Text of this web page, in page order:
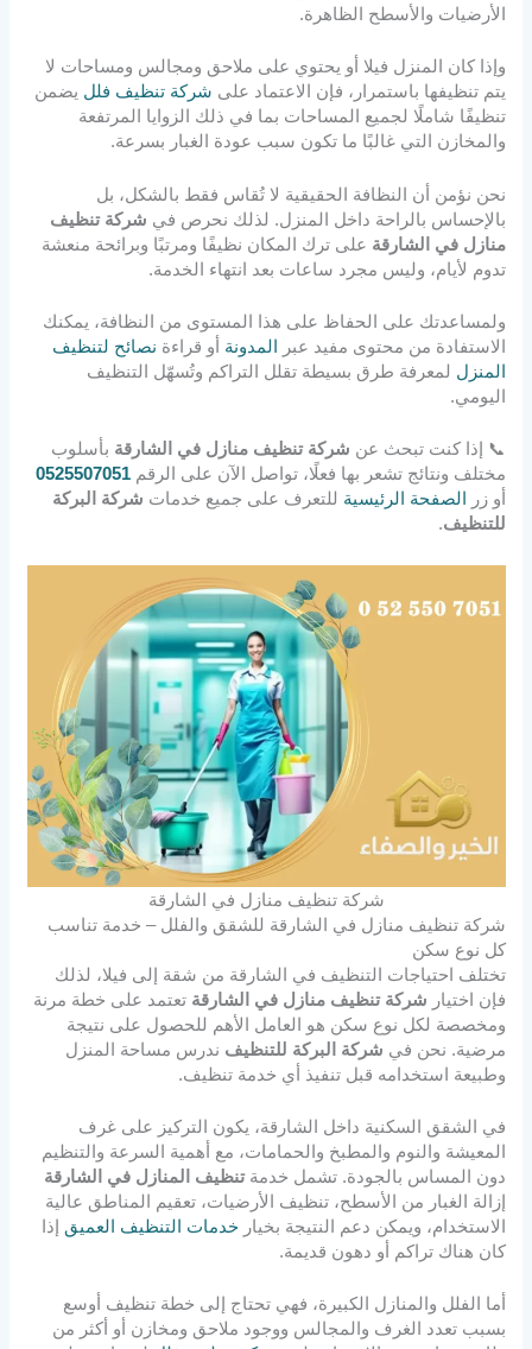
الأرضيات والأسطح الظاهرة.
وإذا كان المنزل فيلا أو يحتوي على ملاحق ومجالس ومساحات لا
يتم تنظيفها باستمرار، فإن الاعتماد على شركة تنظيف فلل يضمن
تنظيفًا شاملًا لجميع المساحات بما في ذلك الزوايا المرتفعة
والمخازن التي غالبًا ما تكون سبب عودة الغبار بسرعة.
نحن نؤمن أن النظافة الحقيقية لا تُقاس فقط بالشكل، بل
بالإحساس بالراحة داخل المنزل. لذلك نحرص في شركة تنظيف
منازل في الشارقة على ترك المكان نظيفًا ومرتبًا وبرائحة منعشة
تدوم لأيام، وليس مجرد ساعات بعد انتهاء الخدمة.
ولمساعدتك على الحفاظ على هذا المستوى من النظافة، يمكنك
الاستفادة من محتوى مفيد عبر
المدونة أو قراءة نصائح لتنظيف
المنزل لمعرفة طرق بسيطة تقلل التراكم وتُسهّل التنظيف
اليومي.
📞 إذا كنت تبحث عن شركة تنظيف منازل في الشارقة بأسلوب
مختلف ونتائج تشعر بها فعلًا، تواصل الآن على الرقم0525507051
أو زر
الصفحة الرئيسية للتعرف على جميع خدمات شركة البركة
للتنظيف.
شركة تنظيف منازل في الشارقة
شركة تنظيف منازل في الشارقة للشقق والفلل – خدمة تناسب
كل نوع سكن
تختلف احتياجات التنظيف في الشارقة من شقة إلى فيلا، لذلك
فإن اختيار شركة تنظيف منازل في الشارقة تعتمد على خطة مرنة
ومخصصة لكل نوع سكن هو العامل الأهم للحصول على نتيجة
مرضية. نحن في شركة البركة للتنظيف ندرس مساحة المنزل
وطبيعة استخدامه قبل تنفيذ أي خدمة تنظيف.
في الشقق السكنية داخل الشارقة، يكون التركيز على غرف
المعيشة والنوم والمطبخ والحمامات، مع أهمية السرعة والتنظيم
دون المساس بالجودة. تشمل خدمةتنظيف المنازل في الشارقة
إزالة الغبار من الأسطح، تنظيف الأرضيات، تعقيم المناطق عالية
الاستخدام، ويمكن دعم النتيجة بخيارخدمات التنظيف العميق إذا
كان هناك تراكم أو دهون قديمة.
أما الفلل والمنازل الكبيرة، فهي تحتاج إلى خطة تنظيف أوسع
بسبب تعدد الغرف والمجالس ووجود ملاحق ومخازن أو أكثر من